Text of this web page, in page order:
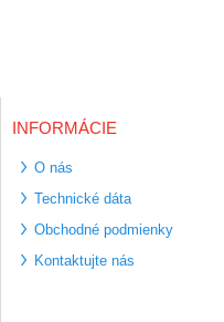
INFORMÁCIE
O nás
Technické dáta
Obchodné podmienky
Kontaktujte nás